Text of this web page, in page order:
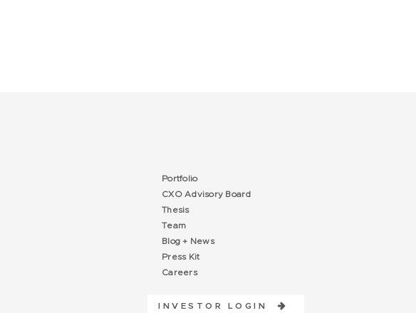
Portfolio
CXO Advisory Board
Thesis
Team
Blog + News
Press Kit
Careers
INVESTOR LOGIN